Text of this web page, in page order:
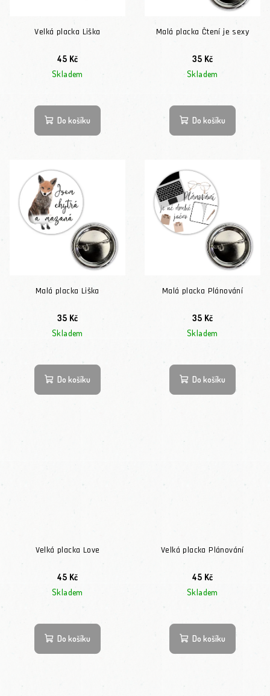
Velká placka Liška
45 Kč
Skladem
Do košíku
Malá placka Čtení je sexy
35 Kč
Skladem
Do košíku
Malá placka Liška
35 Kč
Skladem
Do košíku
Malá placka Plánování
35 Kč
Skladem
Do košíku
Velká placka Love
45 Kč
Skladem
Do košíku
Velká placka Plánování
45 Kč
Skladem
Do košíku